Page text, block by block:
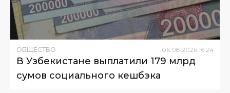
ОБЩЕСТВО 06 08 2026 16:24
В Узбекистане выплатили 179 млрд
сумов социального кешбэка